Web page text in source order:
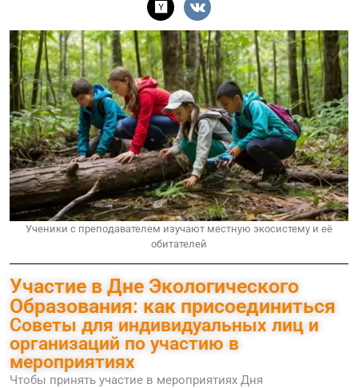
Ученики с преподавателем изучают местную экосистему и её
обитателей
Участие в Дне Экологического
Образования: как присоединиться
Советы для индивидуальных лиц и
организаций по участию в
мероприятиях
Чтобы принять участие в мероприятиях Дня